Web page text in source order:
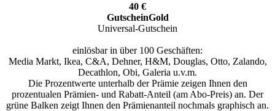
40 €
GutscheinGold
Universal-Gutschein
einlösbar in über 100 Geschäften:
Media Markt, Ikea, C&A, Dehner, H&M, Douglas, Otto, Zalando,
Decathlon, Obi, Galeria u.v.m.
Die Prozentwerte unterhalb der Prämie zeigen Ihnen den
prozentualen Prämien- und Rabatt-Anteil (am Abo-Preis) an. Der
grüne Balken zeigt Ihnen den Prämienanteil nochmals graphisch an.